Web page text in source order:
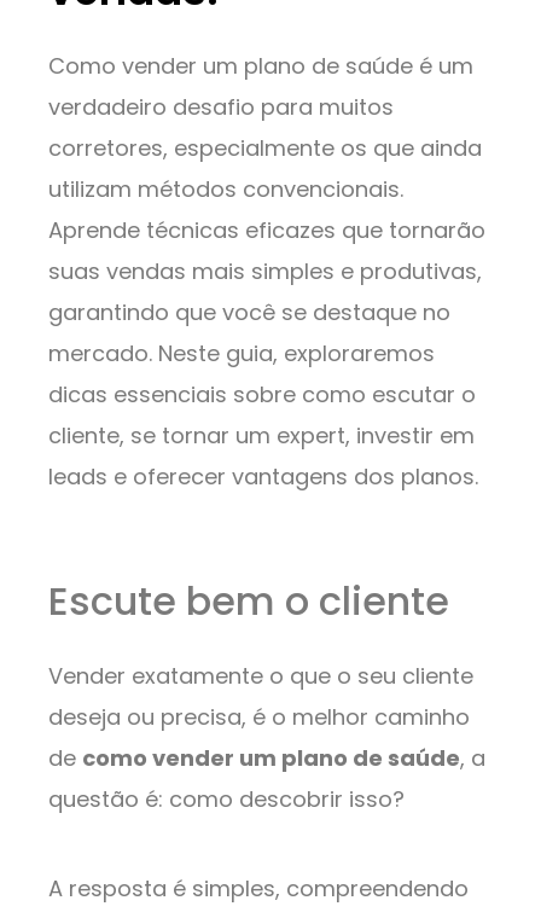
Como vender um plano de saúde é um
verdadeiro desafio para muitos
corretores, especialmente os que ainda
utilizam métodos convencionais.
Aprende técnicas eficazes que tornarão
suas vendas mais simples e produtivas,
garantindo que você se destaque no
mercado. Neste guia, exploraremos
dicas essenciais sobre como escutar o
cliente, se tornar um expert, investir em
leads e oferecer vantagens dos planos.
Escute bem o cliente
Vender exatamente o que o seu cliente
deseja ou precisa, é o melhor caminho
de como vender um plano de saúde, a
questão é: como descobrir isso?
A resposta é simples, compreendendo